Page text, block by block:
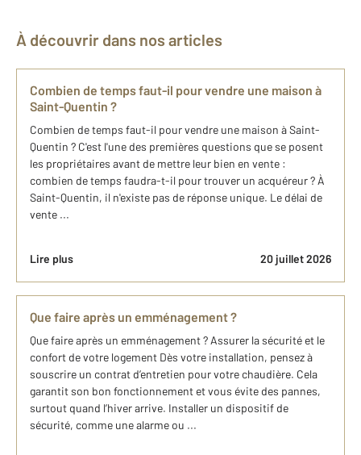
À découvrir dans nos articles
Combien de temps faut-il pour vendre une maison à
Saint-Quentin ?
Combien de temps faut-il pour vendre une maison à Saint-
Quentin ? C'est l'une des premières questions que se posent
les propriétaires avant de mettre leur bien en vente :
combien de temps faudra-t-il pour trouver un acquéreur ? À
Saint-Quentin, il n'existe pas de réponse unique. Le délai de
vente ...
Lire plus 20 juillet 2026
Que faire après un emménagement ?
Que faire après un emménagement ? Assurer la sécurité et le
confort de votre logement Dès votre installation, pensez à
souscrire un contrat d’entretien pour votre chaudière. Cela
garantit son bon fonctionnement et vous évite des pannes,
surtout quand l’hiver arrive. Installer un dispositif de
sécurité, comme une alarme ou ...